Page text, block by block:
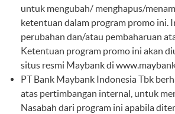
untuk mengubah/ menghapus/
ketentuan dalam program promo ini.
perubahan dan/atau pembaharuan
Ketentuan program promo ini akan
situs resmi Maybank di
PT Bank Maybank Indonesia Tbk
atas pertimbangan internal, untuk
Nasabah dari program ini apabila